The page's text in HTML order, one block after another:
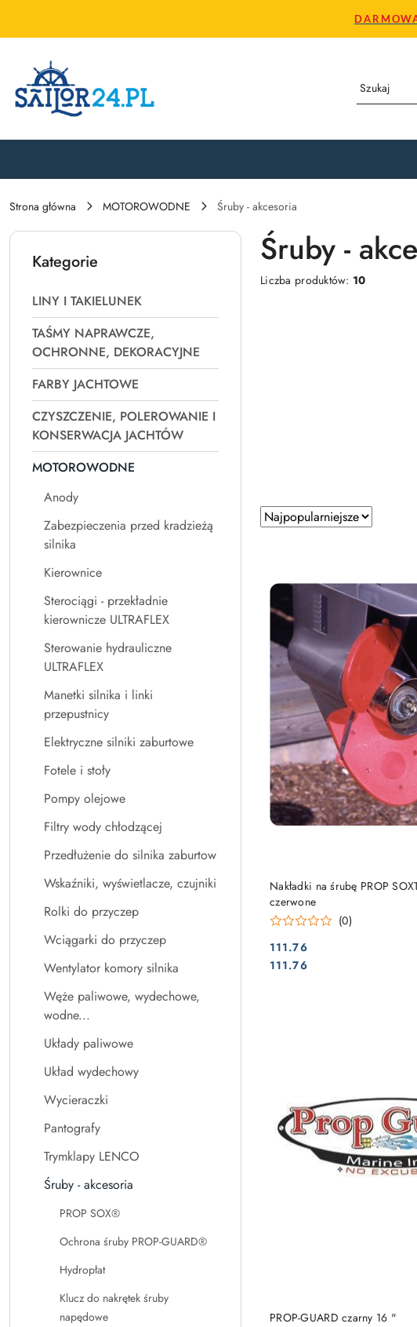
Strona główna MOTOROWODNE Śruby - akcesoria
Kategorie
LINY I TAKIELUNEK
TAŚMY NAPRAWCZE,
OCHRONNE, DEKORACYJNE
FARBY JACHTOWE
CZYSZCZENIE, POLEROWANIE I
KONSERWACJA JACHTÓW
MOTOROWODNE
Anody
Zabezpieczenia przed kradzieżą
silnika
Kierownice
Sterociągi - przekładnie
kierownicze ULTRAFLEX
Sterowanie hydrauliczne
ULTRAFLEX
Manetki silnika i linki
przepustnicy
Elektryczne silniki zaburtowe
Fotele i stoły
Pompy olejowe
Filtry wody chłodzącej
Przedłużenie do silnika zaburtow
Wskaźniki, wyświetlacze, czujniki
Rolki do przyczep
Wciągarki do przyczep
Wentylator komory silnika
Węże paliwowe, wydechowe,
wodne...
Układy paliwowe
Układ wydechowy
Wycieraczki
Pantografy
Trymklapy LENCO
Śruby - akcesoria
PROP SOX®
Ochrona śruby PROP-GUARD®
Hydropłat
Klucz do nakrętek śruby
napędowe
Śruby -
Liczba produktów: 10
Zastosowano
sortowanie:
Sortuj
według
Nakładki na śrubę PROP
czerwone
(0)
Cena:
111.76
Cena:
111.76
DO
PROP-GUARD czarny 16 "
DO